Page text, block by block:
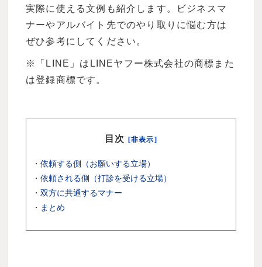
実際に使える文例も紹介します。ビジネスマ
ナーやアルバイト先でのやり取りに悩む方は
ぜひ参考にしてください。
※「LINE」はLINEヤフー株式会社の商標また
は登録商標です。
目次 [非表示]
・ 依頼する側（お願いする立場）
・ 依頼される側（打診を受ける立場）
・ 双方に共通するマナー
・ まとめ